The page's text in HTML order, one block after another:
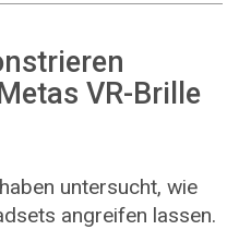
VR-Brille
untersucht, wie
angreifen lassen.